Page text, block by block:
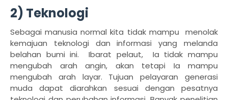
2) Teknologi
Sebagai manusia normal kita tidak mampu
menolak
kemajuan teknologi dan informasi yang melanda
belahan bumi ini.
Ibarat pelaut,
Ia tidak mampu
mengubah arah angin, akan tetapi Ia mampu
mengubah arah layar. Tujuan pelayaran generasi
muda dapat diarahkan sesuai dengan pesatnya